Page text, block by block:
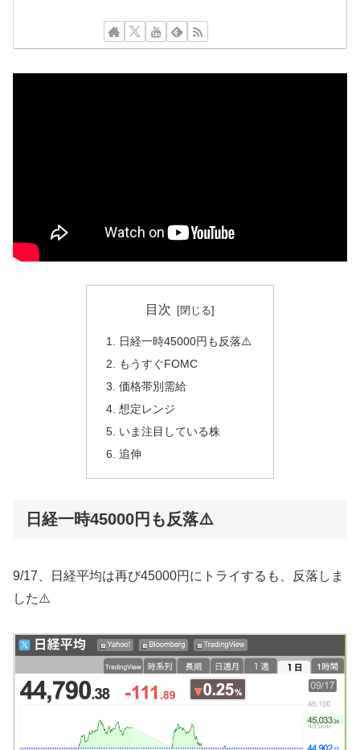
目次
日経一時45000円も反落⚠️
もうすぐFOMC
価格帯別需給
想定レンジ
いま注目している株
追伸
日経一時45000円も反落⚠️
9/17、日経平均は再び45000円にトライするも、反落しま
した⚠️